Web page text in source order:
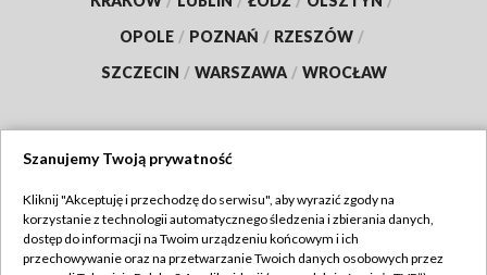
OPOLE / POZNAŃ / RZESZÓW /
SZCZECIN / WARSZAWA / WROCŁAW
TVP
Abonament TVP
Regulamin TVP
Szanujemy Twoją prywatność
Kliknij "Akceptuję i przechodzę do serwisu", aby wyrazić zgody na
korzystanie z technologii automatycznego śledzenia i zbierania danych,
dostęp do informacji na Twoim urządzeniu końcowym i ich
przechowywanie oraz na przetwarzanie Twoich danych osobowych przez